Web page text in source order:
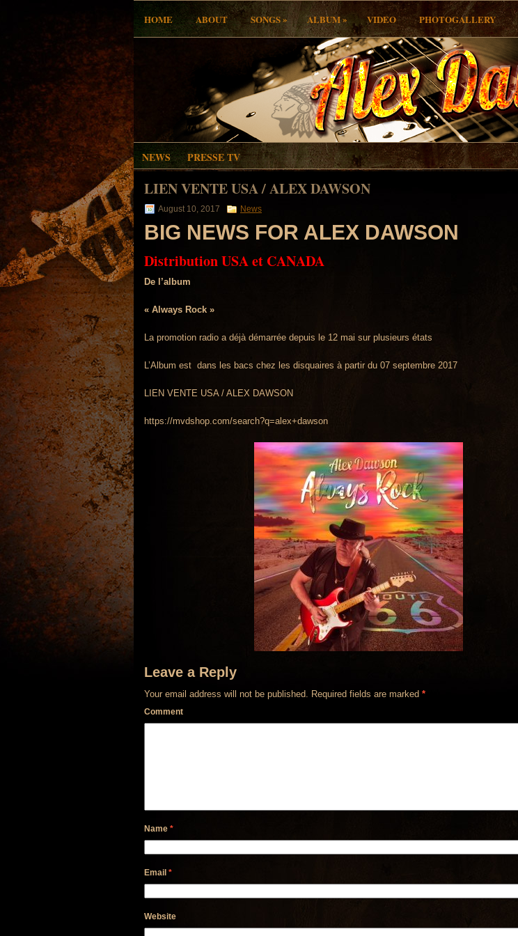
HOME ABOUT SONGS» ALBUM» VIDEO PHOTOGALLERY
NEWS PRESSE TV
LIEN VENTE USA / ALEX DAWSON
August 10, 2017 News
BIG NEWS FOR ALEX DAWSON
Distribution USA et CANADA
De l’album
« Always Rock »
La promotion radio a déjà démarrée depuis le 12 mai sur plusieurs états
L’Album est dans les bacs chez les disquaires à partir du 07 septembre 2017
LIEN VENTE USA / ALEX DAWSON
https://mvdshop.com/search?q=alex+dawson
Leave a Reply
Your email address will not be published. Required fields are marked *
Comment
Name *
Email *
Website